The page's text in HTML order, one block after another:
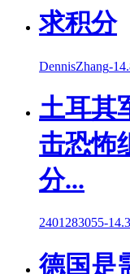
求积分
DennisZhang-
土耳其
击恐怖
分...
2401283055-
德国是